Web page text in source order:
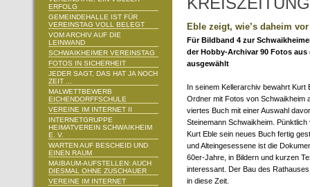
ERFOLG
GEMEINDEHALLE IST FÜR
VEREINSTAG VOLL BELEGT
VOM ARCHIV AUF DIE
LEINWAND
SCHWAIKHEIMER VEREINSTAG
FOTOS IN SICHERHEIT
JEDER SAGT, DAS HAT JA NOCH
ZEIT ...
MALWETTBEWERB
EICHENDORFFSCHULE
VEREINE IM INTERNET II
INTERNETGRUPPE
HEIMATVEREIN SCHWAIKHEIM
E. V.
WARTEN AUF BESCHEID UND
EINEN RAUM
MAIBAUM-AUFSTELLEN: AUCH
DIESMAL OHNE ZUSCHAUER
VEREINE IM INTERNET
Eble zeigt, wie’s daheim
Für Bildband 4 zur
der Hobby-Archivar 90 Fotos aus
ausgewählt
In seinem Kellerarchiv bewahrt Kurt
Ordner mit Fotos von Schwaikheim
viertes Buch mit einer Auswahl
Steinemann Schwaikheim.
Kurt Eble sein neues Buch fertig
und Alteingesessene ist die
60er-Jahre, in Bildern und kurzen
interessant. Der Bau des
in diese Zeit.